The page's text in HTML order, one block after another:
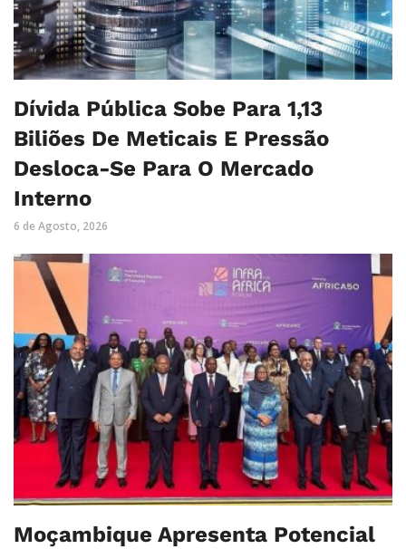
Dívida Pública Sobe Para 1,13
Biliões De Meticais E Pressão
Desloca-Se Para O Mercado
Interno
6 de Agosto, 2026
Moçambique Apresenta Potencial